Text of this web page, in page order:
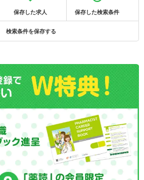
保存した求人 保存した検索条件
検索条件を保存する